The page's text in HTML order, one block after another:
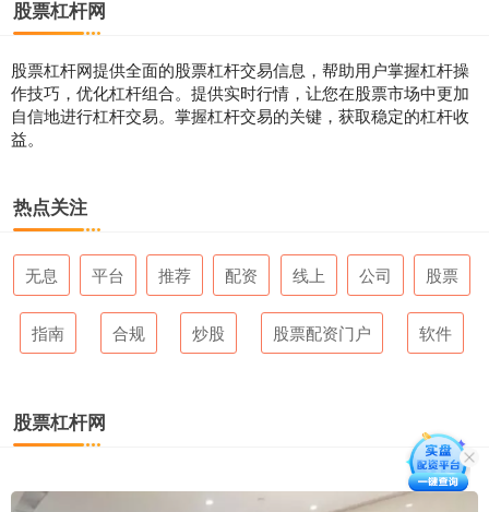
股票杠杆网
股票杠杆网提供全面的股票杠杆交易信息，帮助用户掌握杠杆操
作技巧，优化杠杆组合。提供实时行情，让您在股票市场中更加
自信地进行杠杆交易。掌握杠杆交易的关键，获取稳定的杠杆收
益。
热点关注
无息 平台 推荐 配资 线上 公司 股票
指南 合规 炒股 股票配资门户 软件
股票杠杆网